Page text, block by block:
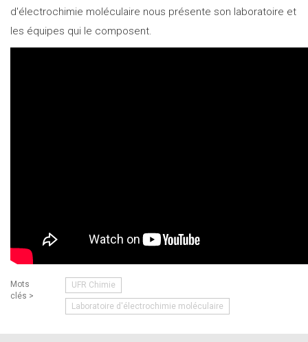
d'électrochimie moléculaire nous présente son laboratoire et
les équipes qui le composent.
Mots
clés >
UFR Chimie
Laboratoire d'électrochimie moléculaire